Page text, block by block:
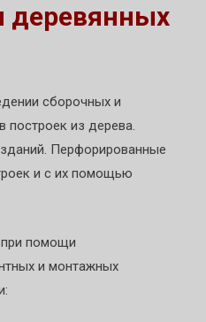
деревянных
сборочных и
построек из дерева.
Перфорированные
и с их помощью
при помощи
и монтажных